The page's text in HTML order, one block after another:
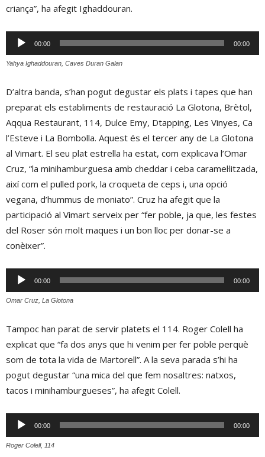
criança”, ha afegit Ighaddouran.
Reproductor
d'àudio
00:00 00:00
Yahya Ighaddouran, Caves Duran Galan
D’altra banda, s’han pogut degustar els plats i tapes que han
preparat els establiments de restauració La Glotona, Brètol,
Aqqua Restaurant, 114, Dulce Emy, Dtapping, Les Vinyes, Ca
l’Esteve i La Bombolla. Aquest és el tercer any de La Glotona
al Vimart. El seu plat estrella ha estat, com explicava l’Omar
Cruz, “la minihamburguesa amb cheddar i ceba caramel·litzada,
així com el pulled pork, la croqueta de ceps i, una opció
vegana, d’hummus de moniato”. Cruz ha afegit que la
participació al Vimart serveix per “fer poble, ja que, les festes
del Roser són molt maques i un bon lloc per donar-se a
conèixer”.
Reproductor
d'àudio
00:00 00:00
Omar Cruz, La Glotona
Tampoc han parat de servir platets el 114. Roger Colell ha
explicat que “fa dos anys que hi venim per fer poble perquè
som de tota la vida de Martorell”. A la seva parada s’hi ha
pogut degustar “una mica del que fem nosaltres: natxos,
tacos i minihamburgueses”, ha afegit Colell.
Reproductor
d'àudio
00:00 00:00
Roger Colell, 114